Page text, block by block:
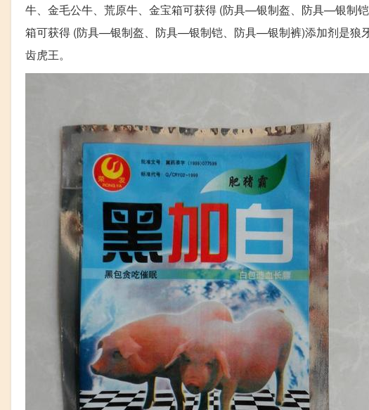
牛、金毛公牛、荒原牛、金宝箱可获得 (防具—银制盔、防具—银制
箱可获得 (防具—银制盔、防具—银制铠、防具—银制裤)添加剂是狼
齿虎王。